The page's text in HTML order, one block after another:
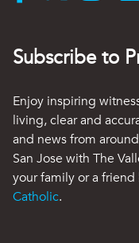
Subscribe to
Enjoy inspiring
living, clear and
and news from
San Jose with The
your family or a
Catholic.